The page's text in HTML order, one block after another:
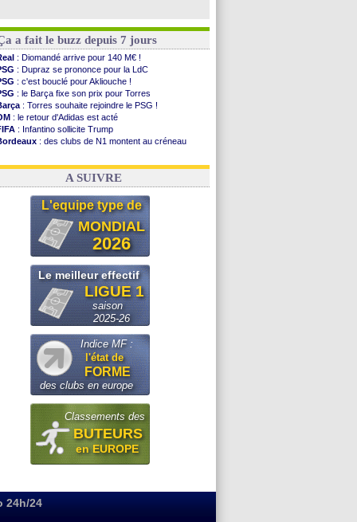
a fait le buzz depuis 7 jours
: Diomandé arrive pour 140 M€ !
: Dupraz se prononce pour la LdC
: c'est bouclé pour Akliouche !
: le Barça fixe son prix pour Torres
: Torres souhaite rejoindre le PSG !
: le retour d'Adidas est acté
: Infantino sollicite Trump
: des clubs de N1 montent au créneau
: le démenti de Leipzig pour Diomandé
A SUIVRE
L'equipe type de
MONDIAL
2026
Le meilleur effectif
LIGUE 1
saison
2025-26
Indice MF :
l'état de
FORME
des clubs en europe
Classements des
BUTEURS
en EUROPE
24h/24